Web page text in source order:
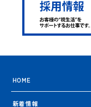
HOME
新着情報